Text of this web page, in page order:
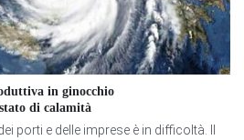
in ginocchio
di calamità
porti e delle imprese è in difficoltà. Il